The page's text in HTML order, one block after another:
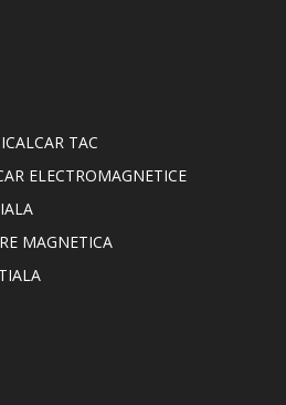
TAC
ELECTROMAGNETICE
MAGNETICA